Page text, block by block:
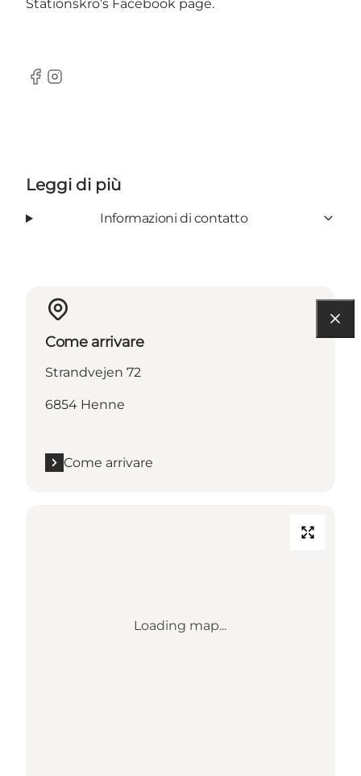
Stationskro’s Facebook page.
Facebook
Instagram
Leggi di più
Informazioni di contatto
Come arrivare
Strandvejen 72
6854 Henne
Come arrivare
Loading map...